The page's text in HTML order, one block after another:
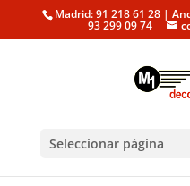
Madrid: 91 218 61 28 |
93 299 09 74
Seleccionar página